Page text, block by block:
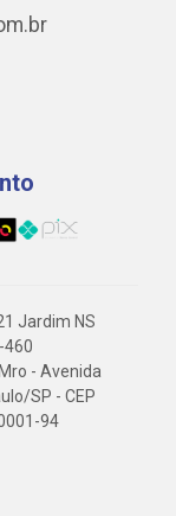
Jardim NS
460
- Avenida
SP - CEP
94